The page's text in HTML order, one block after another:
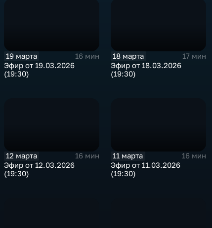
19 марта
16 мин
Эфир от 19.03.2026
(19:30)
18 марта
17 мин
Эфир от 18.03.2026
(19:30)
12 марта
16 мин
Эфир от 12.03.2026
(19:30)
11 марта
16 мин
Эфир от 11.03.2026
(19:30)